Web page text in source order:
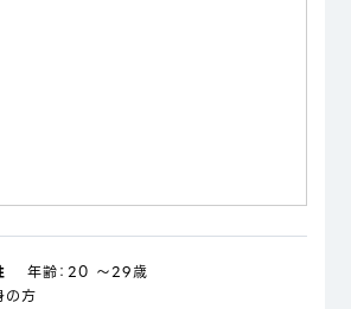
年齢： 20 ～29歳
の方